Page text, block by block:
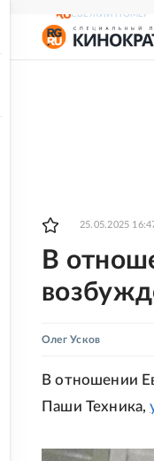
СВЕЖИЙ НОМЕР
25.05.2025
В
Олег Усков
В отношении
Паши Техника,